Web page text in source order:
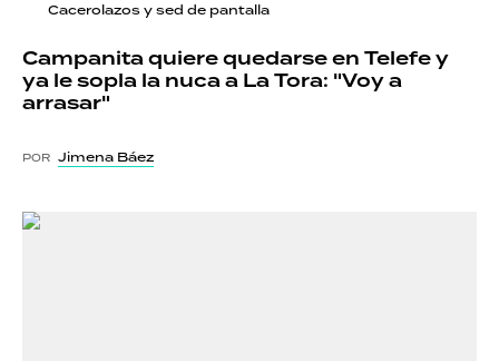
Cacerolazos y sed de pantalla
Campanita quiere quedarse en Telefe y
ya le sopla la nuca a La Tora: "Voy a
arrasar"
POR Jimena Báez